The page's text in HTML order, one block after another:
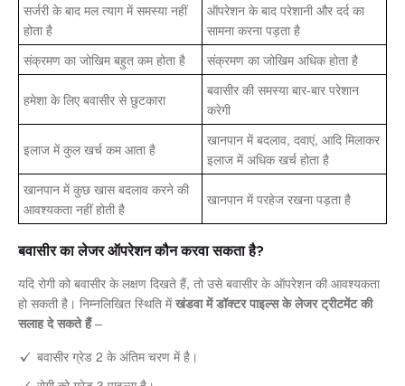
सर्जरी के बाद मल त्याग में समस्या नहीं
होता है
ऑपरेशन के बाद परेशानी और दर्द का
सामना करना पड़ता है
संक्रमण का जोखिम बहुत कम होता है
संक्रमण का जोखिम अधिक होता है
हमेशा के लिए बवासीर से छुटकारा
बवासीर की समस्या बार-बार परेशान
करेगी
इलाज में कुल खर्च कम आता है
खानपान में बदलाव, दवाएं, आदि मिलाकर
इलाज में अधिक खर्च होता है
खानपान में कुछ खास बदलाव करने की
आवश्यकता नहीं होती है
खानपान में परहेज रखना पड़ता है
बवासीर का लेजर ऑपरेशन कौन करवा सकता है?
यदि रोगी को बवासीर के लक्षण दिखते हैं, तो उसे बवासीर के ऑपरेशन की आवश्यकता
हो सकती है। निम्नलिखित स्थिति मेंखंडवा में डॉक्टर पाइल्स के लेजर ट्रीटमेंट की
सलाह दे सकते हैं–
बवासीर ग्रेड 2 के अंतिम चरण में है।